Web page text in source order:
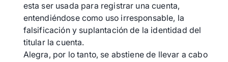
esta ser usada para registrar una cuenta,
entendiéndose como uso irresponsable, la
falsificación y suplantación de la identidad del
titular la cuenta.
Alegra, por lo tanto, se abstiene de llevar a cabo